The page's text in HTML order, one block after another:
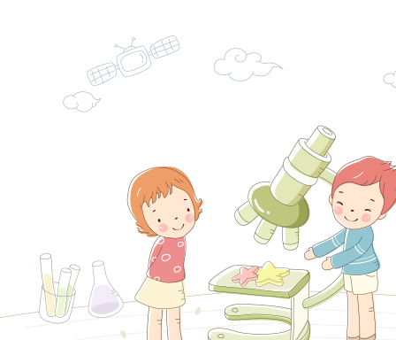
代的親職教養」海報
委託辦理「2026臺
摩據點視覺設計競賽
檢送桃園市政府LED
字稿
函轉教育部訂於115
(星期六)下午2時至5
立臺灣科學教育館（
林區士商路189號）
理「115年度515國
導及系列座談活動」
檢送本市115學年度
術才能音樂班鑑定二
函轉本府新聞處115
安全宣導
檢送本府新聞處115
安全宣導
有關衛生福利部辦理
逆境少年家庭支持服
轉知社團法人中華民